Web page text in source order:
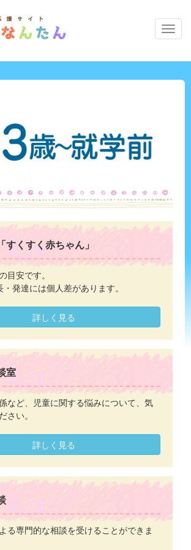
の
び
な
すくすく赤ちゃん」
目安です。
発達には個人差があります。
詳しく見る
室
など、児童に関する悩みについて、気
さい。
詳しく見る
る専門的な相談を受けることができま